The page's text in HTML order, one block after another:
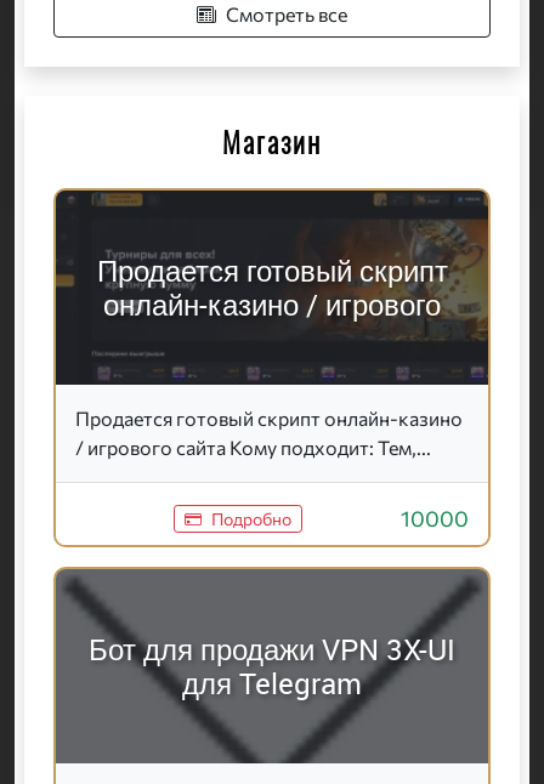
Смотреть все
Магазин
Продается готовый скрипт
онлайн-казино / игрового
Продается готовый скрипт онлайн-казино
/ игрового сайта Кому подходит: Тем,...
Подробно 10000
Бот для продажи VPN 3X-UI
для Telegram